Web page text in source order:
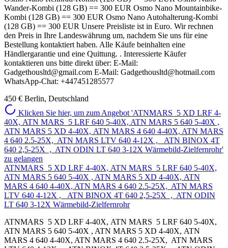
Wander-Kombi (128 GB) == 300 EUR Osmo Nano Mountainbike-
Kombi (128 GB) == 300 EUR Osmo Nano Autohalterung-Kombi
(128 GB) == 300 EUR Unsere Preisliste ist in Euro. Wir rechnen
den Preis in Ihre Landeswährung um, nachdem Sie uns für eine
Bestellung kontaktiert haben. Alle Käufe beinhalten eine
Händlergarantie und eine Quittung. . Interessierte Käufer
kontaktieren uns bitte direkt über: E-Mail:
Gadgethousltd@gmail.com E-Mail: Gadgethousltd@hotmail.com
WhatsApp-Chat: +447451285577
450 € Berlin, Deutschland
Klicken Sie hier, um zum Angebot 'ATNMARS 5 XD LRF 4-
40X, ATN MARS 5 LRF 640 5-40X, ATN MARS 5 640 5-40X ,
ATN MARS 5 XD 4-40X, ATN MARS 4 640 4-40X, ATN MARS
4 640 2.5-25X, ATN MARS LTV 640 4-12X , ATN BINOX 4T
640 2,5-25X , ATN ODIN LT 640 3-12X Wärmebild-Zielfernrohr'
zu gelangen
ATNMARS 5 XD LRF 4-40X, ATN MARS 5 LRF 640 5-40X,
ATN MARS 5 640 5-40X , ATN MARS 5 XD 4-40X, ATN
MARS 4 640 4-40X, ATN MARS 4 640 2.5-25X, ATN MARS
LTV 640 4-12X , ATN BINOX 4T 640 2,5-25X , ATN ODIN
LT 640 3-12X Wärmebild-Zielfernrohr
ATNMARS 5 XD LRF 4-40X, ATN MARS 5 LRF 640 5-40X,
ATN MARS 5 640 5-40X , ATN MARS 5 XD 4-40X, ATN
MARS 4 640 4-40X, ATN MARS 4 640 2.5-25X, ATN MARS